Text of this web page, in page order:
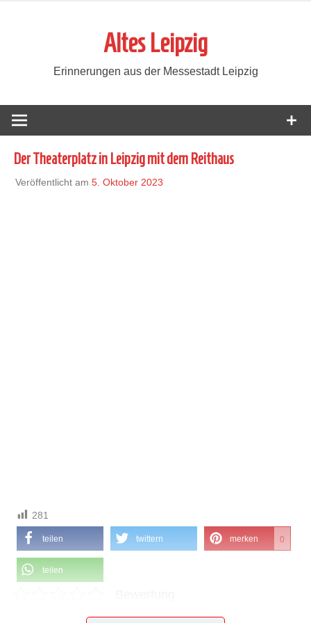
Altes Leipzig
Erinnerungen aus der Messestadt Leipzig
Der Theaterplatz in Leipzig mit dem Reithaus
Veröffentlicht am 5. Oktober 2023
281
teilen twittern merken 0
teilen